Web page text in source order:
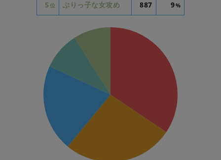
5 位 ぶりっ子な女攻め 887 9%